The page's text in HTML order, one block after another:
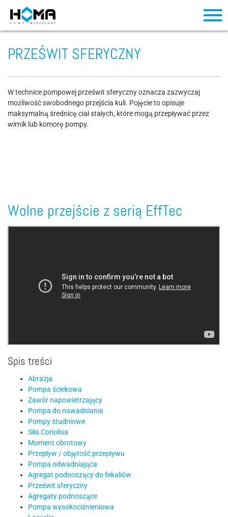
PRZEŚWIT SFERYCZNY
W technice pompowej prześwit sferyczny oznacza zazwyczaj
możliwość swobodnego przejścia kuli. Pojęcie to opisuje
maksymalną średnicę ciał stałych, które mogą przepływać przez
wirnik lub komorę pompy.
Wolne przejście z serią EffTec
Spis treści
Abrazja
Pompa ściekowa
Zawór napowietrzający
Pompa do nawadniania
Pompy studniowe
Siła Coriolisa
Moment obrotowy
Przepływ / objętość przepływu
Pompa odwadniająca
Agregat podnoszący do fekaliów
Prześwit sferyczny
Agregaty podnoszące
Pompa wysokociśnieniowa